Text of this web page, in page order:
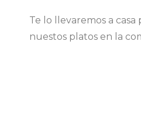
Te lo llevaremos a
nuestos platos en la